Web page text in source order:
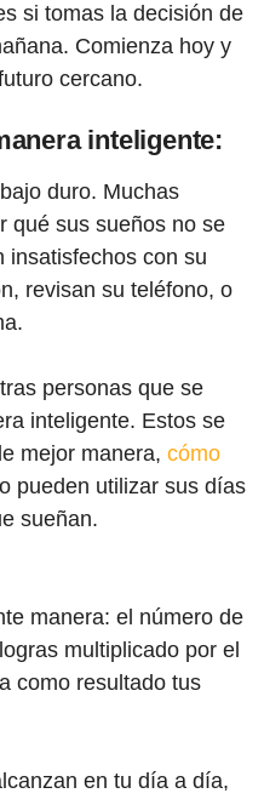
si tomas la decisión de
Comienza hoy y
cercano.
inteligente:
duro. Muchas
qué sus sueños no se
insatisfechos con su
revisan su teléfono, o
personas que se
inteligente. Estos se
mejor manera, cómo
pueden utilizar sus días
sueñan.
manera: el número de
multiplicado por el
como resultado tus
en tu día a día,